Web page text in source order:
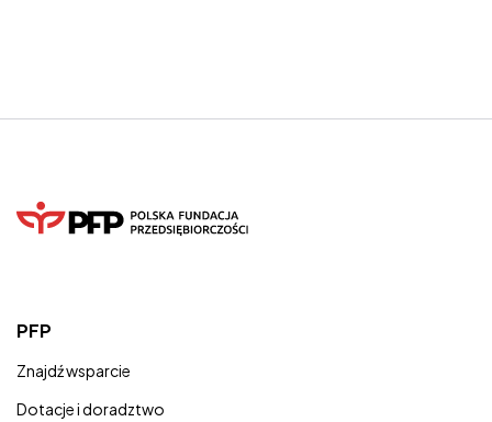
PFP
Znajdź wsparcie
Dotacje i doradztwo